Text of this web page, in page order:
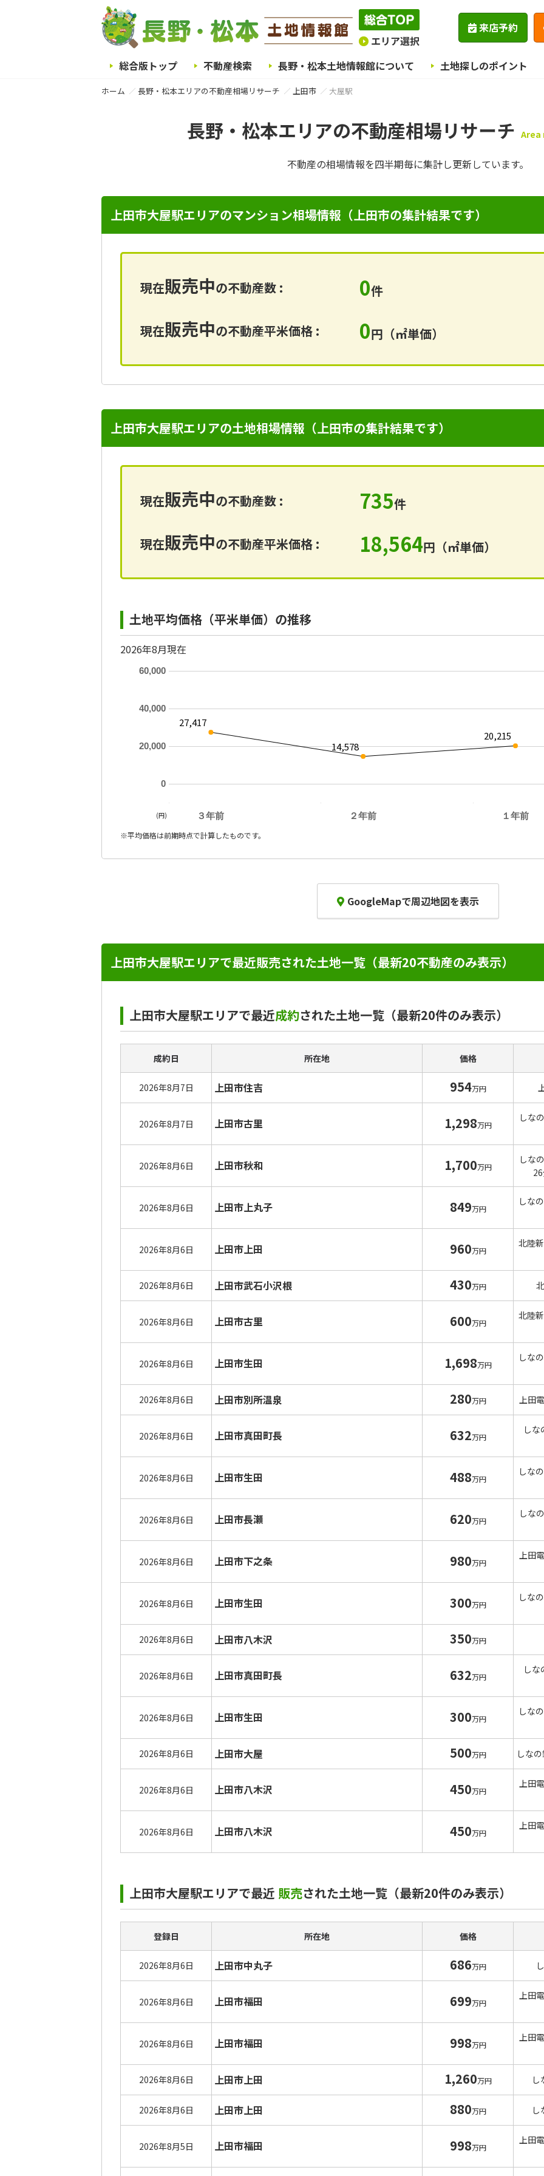
来店予約
総合版トップ 不動産検索 長野・松本土地情報館について 土地探しのポイント
ホーム 長野・松本エリアの不動産相場リサーチ 上田市 大屋駅
長野・松本エリアの不動産相場リサーチ
不動産の相場情報を四半期毎に集計し更新しています。
上田市大屋駅エリアのマンション相場情報（上田市の集計結果です）
現在販売中の不動産数 : 0件
現在販売中の不動産平米価格 : 0円（㎡単価）
上田市大屋駅エリアの土地相場情報（上田市の集計結果です）
現在販売中の不動産数 : 735件
現在販売中の不動産平米価格 : 18,564円（㎡単価）
土地平均価格（平米単価）の推移
2026年8月現在
３年前 ２年前 １年前
0
20,000
40,000
60,000
27,417
14,578
20,215
(円)
※平均価格は前期時点で計算したものです。
GoogleMapで周辺地図を表示
上田市大屋駅エリアで最近販売された土地一覧（最新20不動産のみ表示）
上田市大屋駅エリアで最近成約された土地一覧（最新20件のみ表示）
成約日 所在地 価格
2026年8月7日 上田市住吉 954万円 上
2026年8月7日 上田市古里 1,298万円
しな
2026年8月6日 上田市秋和 1,700万円
しな
2026年8月6日 上田市上丸子 849万円
しな
2026年8月6日 上田市上田 960万円
北陸
2026年8月6日 上田市武石小沢根 430万円
2026年8月6日 上田市古里 600万円
北陸
2026年8月6日 上田市生田 1,698万円
しな
2026年8月6日 上田市別所温泉 280万円 上田
2026年8月6日 上田市真田町長 632万円
し
2026年8月6日 上田市生田 488万円
しな
2026年8月6日 上田市長瀬 620万円
しな
2026年8月6日 上田市下之条 980万円
上田
2026年8月6日 上田市生田 300万円
しな
2026年8月6日 上田市八木沢 350万円
2026年8月6日 上田市真田町長 632万円
し
2026年8月6日 上田市生田 300万円
しな
2026年8月6日 上田市大屋 500万円 しな
2026年8月6日 上田市八木沢 450万円
上田
2026年8月6日 上田市八木沢 450万円
上田
上田市大屋駅エリアで最近 販売された土地一覧（最新20件のみ表示）
登録日 所在地 価格
2026年8月6日 上田市中丸子 686万円
2026年8月6日 上田市福田 699万円
上田
2026年8月6日 上田市福田 998万円
上田
2026年8月6日 上田市上田 1,260万円
2026年8月6日 上田市上田 880万円
2026年8月5日 上田市福田 998万円
上田